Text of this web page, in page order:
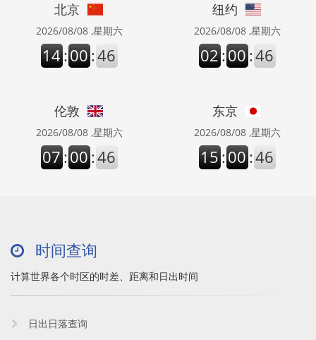
北京
2026/08/08 ,星期六
14:00:46
纽约
2026/08/08 ,星期六
02:00:46
伦敦
2026/08/08 ,星期六
07:00:46
东京
2026/08/08 ,星期六
15:00:46
时间查询
计算世界各个时区的时差、距离和日出时间
日出日落查询